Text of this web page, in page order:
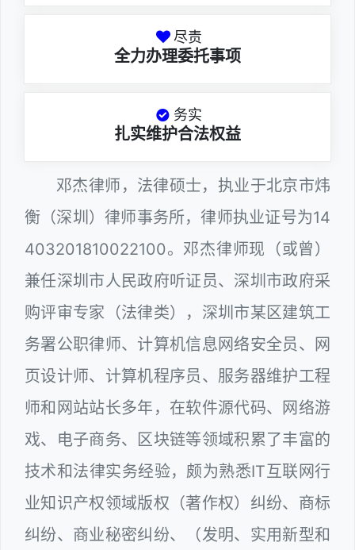
尽责
全力办理委托事项
务实
扎实维护合法权益
邓杰律师，法律硕士，执业于北京市炜
衡（深圳）律师事务所，律师执业证号为14
403201810022100。邓杰律师现（或曾）
兼任深圳市人民政府听证员、深圳市政府采
购评审专家（法律类），深圳市某区建筑工
务署公职律师、计算机信息网络安全员、网
页设计师、计算机程序员、服务器维护工程
师和网站站长多年，在软件源代码、网络游
戏、电子商务、区块链等领域积累了丰富的
技术和法律实务经验，颇为熟悉IT互联网行
业知识产权领域版权（著作权）纠纷、商标
纠纷、商业秘密纠纷、（发明、实用新型和